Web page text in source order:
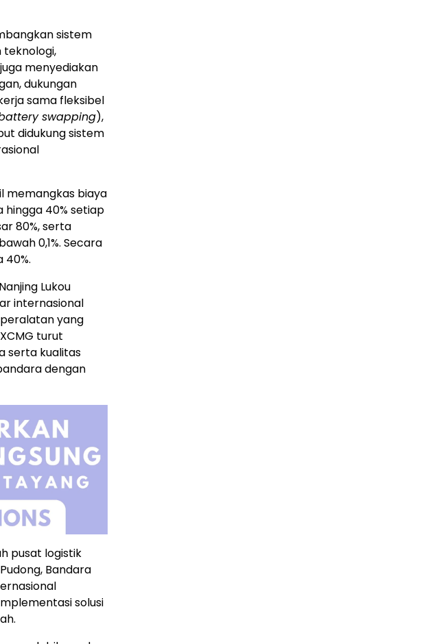
sistem
menyediakan
dukungan
sama fleksibel
swapping),
didukung sistem
memangkas biaya
40% setiap
80%, serta
0,1%. Secara
40%.
Lukou
internasional
yang
turut
serta kualitas
dengan
pusat logistik
Bandara
solusi